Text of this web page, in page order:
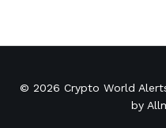
© 2026 Crypto World
by